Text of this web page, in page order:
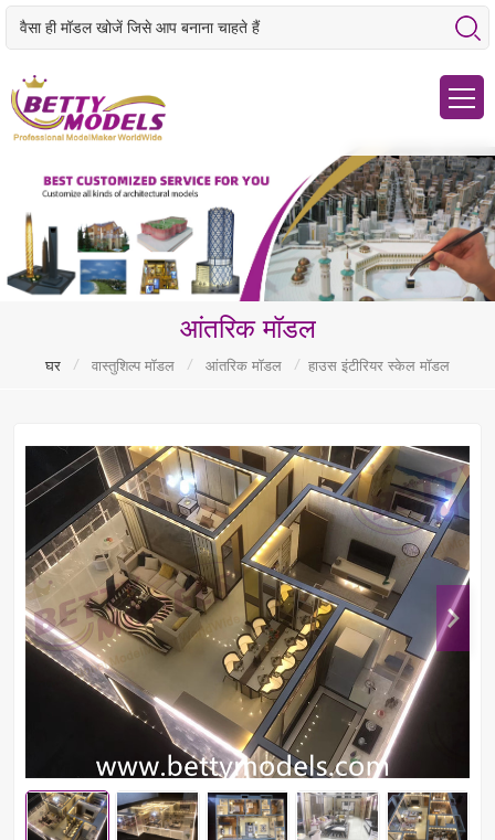
आंतरिक मॉडल
घर / वास्तुशिल्प मॉडल / आंतरिक मॉडल / हाउस इंटीरियर स्केल मॉडल